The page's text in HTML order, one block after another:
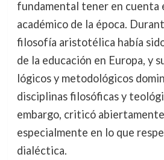
fundamental tener en cuenta
académico de la época.
filosofía aristotélica había
de la educación en Europa, y
lógicos y metodológicos
disciplinas filosóficas y
embargo, criticó
especialmente en lo que
dialéctica.